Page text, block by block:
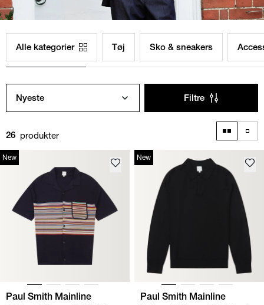
Alle kategorier Tøj Sko & sneakers
Nyeste Filtre
26 produkter
New
Paul Smith Mainline
New
Paul Smith Mainline